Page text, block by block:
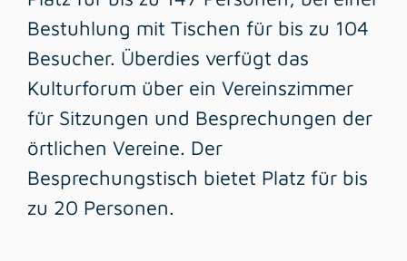
Bestuhlung mit Tischen für bis zu 104
Besucher. Überdies verfügt das
Kulturforum über ein Vereinszimmer
für Sitzungen und Besprechungen der
örtlichen Vereine. Der
Besprechungstisch bietet Platz für bis
zu 20 Personen.